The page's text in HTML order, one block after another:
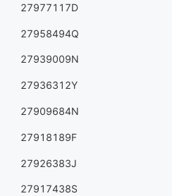
27977117D
27958494Q
27939009N
27936312Y
27909684N
27918189F
27926383J
27917438S